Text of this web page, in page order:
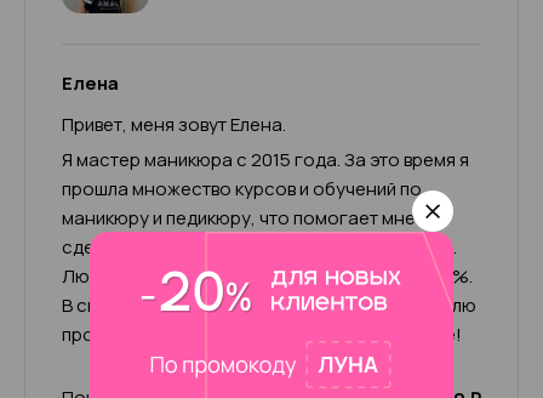
Елена
Привет, меня зовут Елена.
Я мастер маникюра с 2015 года. За это время я
прошла множество курсов и обучений по
маникюру и педикюру, что помогает мне
сделать свою работу качественно и хорошо.
Люблю свою работу и отдаюсь ей на все 100%.
В свободное время увлекаюсь спортом, люблю
прогулки и общение. Жду вас в нашем салоне!